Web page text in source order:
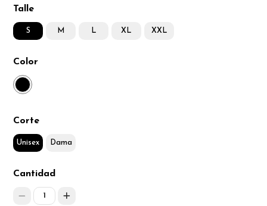
Talle
S M L XL XXL
Color
Corte
Unisex Dama
Cantidad
1